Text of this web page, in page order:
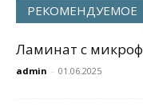
РЕКОМЕНДУЕМОЕ
Ламинат с
admin - 01.06.2025